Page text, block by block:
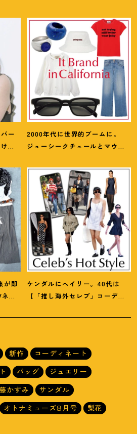
ー
な
2000年代に世界的ブームに。
ジューシークチュールとマウ
ド】6選
が即
ッ
ケンダルにヘイリー。40代は
【「推し海外セレブ」コーデ】
デが吉！
新作
コーディネート
バッグ
ジュエリー
かすみ
サンダル
オトナミューズ8月号
梨花